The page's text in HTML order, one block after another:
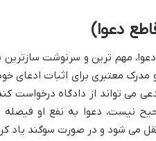
دعوا)
مهم ترین و سرنوشت
معتبری برای اثبات ادعای
می تواند از دادگاه درخواست
نیست، دعوا به نفع او فیصله
می شود و در صورت سوگند یاد